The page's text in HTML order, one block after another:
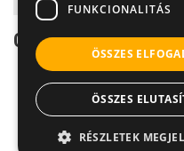
Csak akkor lesz
FUNKCIONALITÁS
ÖSSZES
ÖSSZES
RÉSZLETEK